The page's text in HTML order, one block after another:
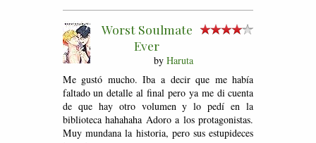
Worst Soulmate
Ever
by Haruta
Me gustó mucho. Iba a decir que me había
faltado un detalle al final pero ya me di cuenta
de que hay otro volumen y lo pedí en la
biblioteca hahahaha Adoro a los protagonistas.
Muy mundana la historia, pero sus estupideces